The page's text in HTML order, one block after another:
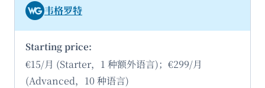
韦格罗特
€15/月 (Starter，1 种额外语言)；€299/月
(Advanced，10 种语言)